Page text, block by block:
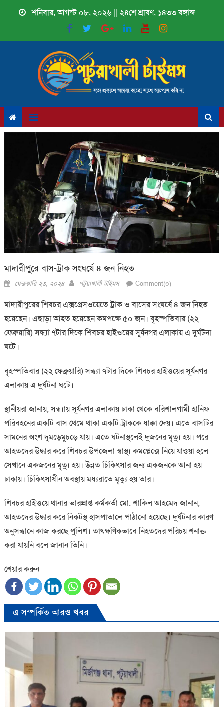
শনিবার, আগস্ট ০৮, ২০২৬ || ২৪শে শ্রাবণ, ১৪৩৩ বঙ্গাব্দ
মাদারীপুরে বাস-ট্রাক সংঘর্ষে ৪ জন নিহত
Posted
ফেব্রুয়ারি ২৩, ২০২৪ Author
পটুয়াখালী টাইমস Comment(০)
মাদারীপুরের শিবচর এক্সপ্রেসওয়েতে ট্রাক ও বাসের সংঘর্ষে ৪ জন নিহত
হয়েছেন। এছাড়া আহত হয়েছেন কমপক্ষে ৫০ জন। বৃহস্পতিবার (২২
ফেব্রুয়ারি) সন্ধ্যা ৭টার দিকে শিবচর হাইওয়ের সূর্যনগর এলাকায় এ দুর্ঘটনা
ঘটে।
বৃহস্পতিবার (২২ ফেব্রুয়ারি) সন্ধ্যা ৭টার দিকে শিবচর হাইওয়ের সূর্যনগর
এলাকায় এ দুর্ঘটনা ঘটে।
স্থানীয়রা জানায়, সন্ধ্যায় সূর্যনগর এলাকায় ঢাকা থেকে বরিশালগামী হানিফ
পরিবহনের একটি বাস থেমে থাকা একটি ট্রাককে ধাক্কা দেয়। এতে বাসটির
সামনের অংশ দুমড়েমুচড়ে যায়। এতে ঘটনাস্থলেই দুজনের মৃত্যু হয়। পরে
আহতদের উদ্ধার করে শিবচর উপজেলা স্বাস্থ্য কমপ্লেক্সে নিয়ে যাওয়া হলে
সেখানে একজনের মৃত্যু হয়। উন্নত চিকিৎসার জন্য একজনকে আনা হয়
ঢাকায়। চিকিৎসাধীন অবস্থায় মধ্যরাতে মৃত্যু হয় তার।
শিবচর হাইওয়ে থানার ভারপ্রাপ্ত কর্মকর্তা মো. শাকিল আহমেদ জানান,
আহতদের উদ্ধার করে নিকটস্থ হাসপাতালে পাঠানো হয়েছে। দুর্ঘটনার কারণ
অনুসন্ধানে কাজ করছে পুলিশ। তাৎক্ষণিকভাবে নিহতদের পরিচয় শনাক্ত
করা যায়নি বলে জানান তিনি।
শেয়ার করুন
এ সম্পর্কিত আরও খবর